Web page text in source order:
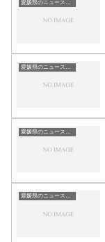
愛媛県のニュース一覧